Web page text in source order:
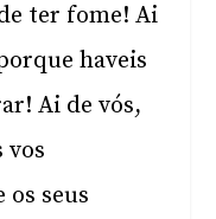
ter fome! Ai
haveis
Ai de vós,
vos
os seus